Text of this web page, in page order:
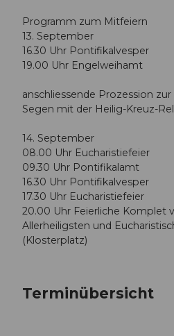
Programm zum Mitfeiern
13. September
16.30 Uhr Pontifikalvesper
19.00 Uhr Engelweihamt
anschliessende Prozession
Segen mit der Heilig-Kreuz-
14. September
08.00 Uhr Eucharistiefeier
09.30 Uhr Pontifikalamt
16.30 Uhr Pontifikalvesper
17.30 Uhr Eucharistiefeier
20.00 Uhr Feierliche Komplet
Allerheiligsten und
(Klosterplatz)
Terminübersicht